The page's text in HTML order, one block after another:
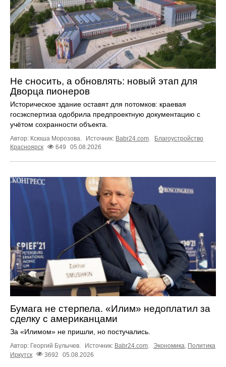
Не сносить, а обновлять: новый этап для
Дворца пионеров
Историческое здание оставят для потомков: краевая
госэкспертиза одобрила предпроектную документацию с
учётом сохранности объекта.
Автор: Ксюша Морозова. Источник: Babr24.com
Благоустройство
Красноярск
649 05.08.2026
Бумага не стерпела. «Илим» недоплатил за
сделку с американцами
За «Илимом» не пришли, но постучались.
Автор: Георгий Булычев. Источник: Babr24.com. Экономика, Политика
Иркутск
3692 05.08.2026